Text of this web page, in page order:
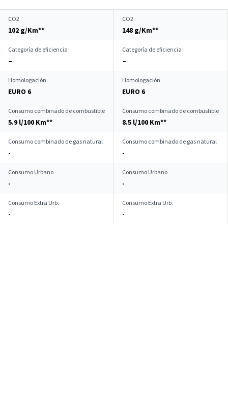
CO2
102 g/Km**
CO2
148 g/Km**
Categoría de eficiencia
–
Categoría de eficiencia
–
Homologación
EURO 6
Homologación
EURO 6
Consumo combinado de combustible
5.9 l/100 Km**
Consumo combinado de combustible
8.5 l/100 Km**
Consumo combinado de gas natural
-
Consumo combinado de gas natural
-
Consumo Urbano
-
Consumo Urbano
-
Consumo Extra Urb.
-
Consumo Extra Urb.
-